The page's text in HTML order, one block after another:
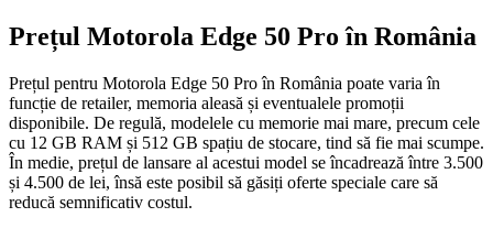
Prețul Motorola Edge 50 Pro în România
Prețul pentru Motorola Edge 50 Pro în România poate varia în
funcție de retailer, memoria aleasă și eventualele promoții
disponibile. De regulă, modelele cu memorie mai mare, precum cele
cu 12 GB RAM și 512 GB spațiu de stocare, tind să fie mai scumpe.
În medie, prețul de lansare al acestui model se încadrează între 3.500
și 4.500 de lei, însă este posibil să găsiți oferte speciale care să
reducă semnificativ costul.